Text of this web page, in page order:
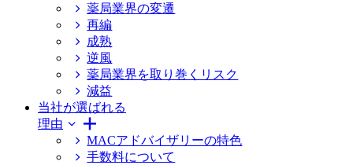
薬局業界の変遷
再編
成熟
逆風
薬局業界を取り巻くリスク
減益
当社が選ばれる
理由
MACアドバイザリーの特色
手数料について